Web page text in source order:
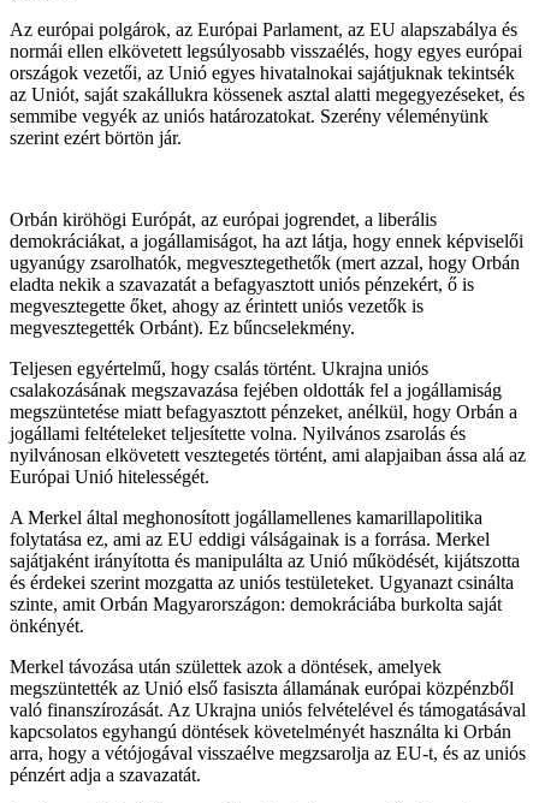
Az európai polgárok, az Európai Parlament, az EU alapszabálya és
normái ellen elkövetett legsúlyosabb visszaélés, hogy egyes európai
országok vezetői, az Unió egyes hivatalnokai sajátjuknak tekintsék
az Uniót, saját szakállukra kössenek asztal alatti megegyezéseket, és
semmibe vegyék az uniós határozatokat. Szerény véleményünk
szerint ezért börtön jár.
Orbán kiröhögi Európát, az európai jogrendet, a liberális
demokráciákat, a jogállamiságot, ha azt látja, hogy ennek képviselői
ugyanúgy zsarolhatók, megvesztegethetők (mert azzal, hogy Orbán
eladta nekik a szavazatát a befagyasztott uniós pénzekért, ő is
megvesztegette őket, ahogy az érintett uniós vezetők is
megvesztegették Orbánt). Ez bűncselekmény.
Teljesen egyértelmű, hogy csalás történt. Ukrajna uniós
csalakozásának megszavazása fejében oldották fel a jogállamiság
megszüntetése miatt befagyasztott pénzeket, anélkül, hogy Orbán a
jogállami feltételeket teljesítette volna. Nyilvános zsarolás és
nyilvánosan elkövetett vesztegetés történt, ami alapjaiban ássa alá az
Európai Unió hitelességét.
A Merkel által meghonosított jogállamellenes kamarillapolitika
folytatása ez, ami az EU eddigi válságainak is a forrása. Merkel
sajátjaként irányította és manipulálta az Unió működését, kijátszotta
és érdekei szerint mozgatta az uniós testületeket. Ugyanazt csinálta
szinte, amit Orbán Magyarországon: demokráciába burkolta saját
önkényét.
Merkel távozása után születtek azok a döntések, amelyek
megszüntették az Unió első fasiszta államának európai közpénzből
való finanszírozását. Az Ukrajna uniós felvételével és támogatásával
kapcsolatos egyhangú döntések követelményét használta ki Orbán
arra, hogy a vétójogával visszaélve megzsarolja az EU-t, és az uniós
pénzért adja a szavazatát.